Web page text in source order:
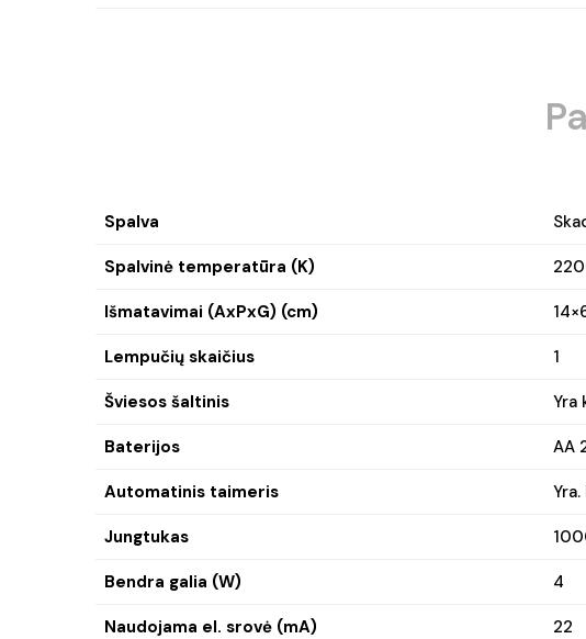
Spalva
Spalvinė temperatūra (K)
Išmatavimai (AxPxG) (cm)
Lempučių skaičius 1
Šviesos šaltinis Yra
Baterijos AA
Automatinis taimeris
Jungtukas
Bendra galia (W) 4
Naudojama el. srovė (mA) 22